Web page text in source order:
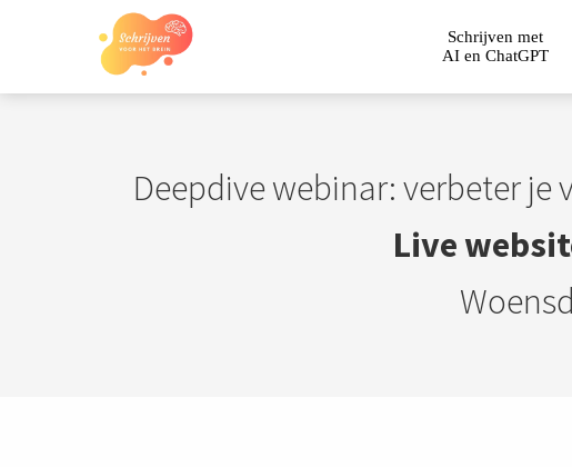
Schrijven met
AI en ChatGPT
Deepdive webinar: verbeter je
Live